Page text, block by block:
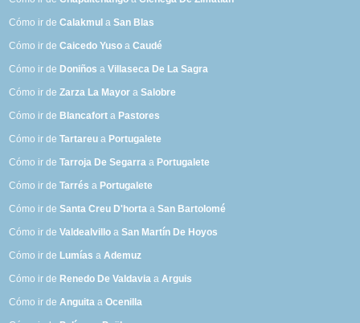
Cómo ir deCalakmul aSan Blas
Cómo ir deCaicedo Yuso aCaudé
Cómo ir de Doniños aVillaseca De La Sagra
Cómo ir deZarza La Mayor aSalobre
Cómo ir de Blancafort a Pastores
Cómo ir deTartareu a Portugalete
Cómo ir deTarroja De Segarra a Portugalete
Cómo ir deTarrés a Portugalete
Cómo ir deSanta Creu D'horta aSan Bartolomé
Cómo ir deValdealvillo aSan Martín De Hoyos
Cómo ir de Lumías aAdemuz
Cómo ir de Renedo De Valdavia aArguis
Cómo ir deAnguita aOcenilla